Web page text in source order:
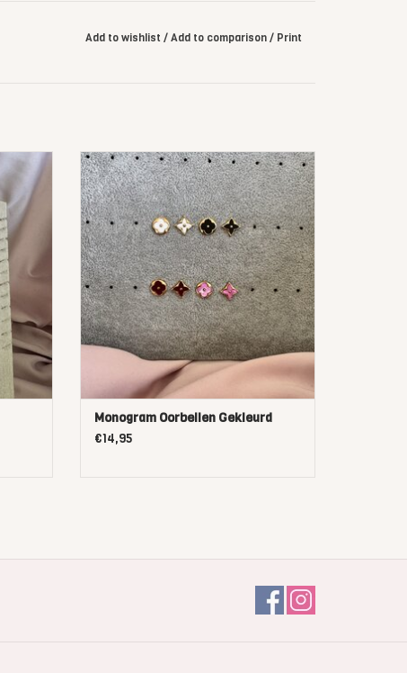
Add to wishlist /Add to comparison/ Print
Monogram Oorbellen Gekleurd
ADD TO CART
Monogram Oorbellen Gekleurd
€14,95